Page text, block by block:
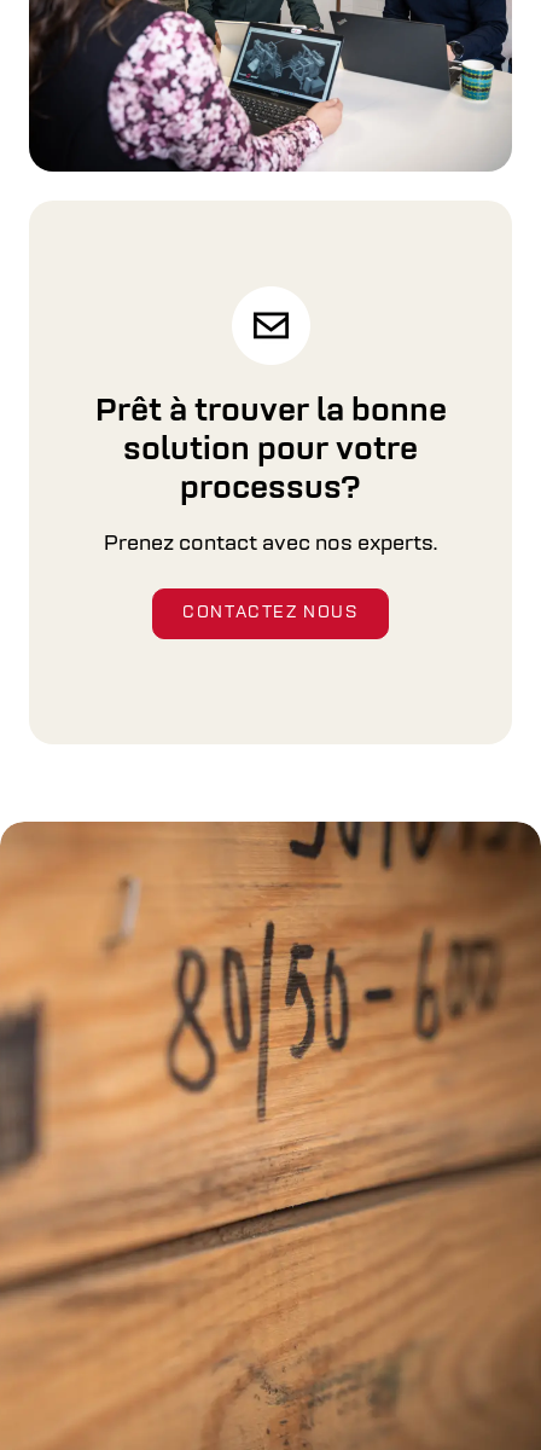
EN SAVOIR PLUS
Pièces détachées
Utilisez nos pièces de rechange officielles et
conservez la garantie de votre machine, tout en
Mises à niveau et modernisations
clients, Cross Wrap vous aide à tirer le meilleur
parti de vos machines.
EN SAVOIR PLUS
Prêt à trouver la bonne
solution pour votre
processus?
Prenez contact avec nos experts.
CONTACTEZ NOUS